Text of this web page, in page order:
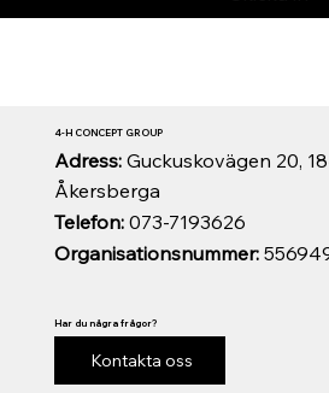
Organisationsnummer:
Telefon:073-7193626
Adress: Guckuskovägen 20,
Åkersberga
4-H CONCEPT GROUP
Har du några frågor?
Kontakta oss